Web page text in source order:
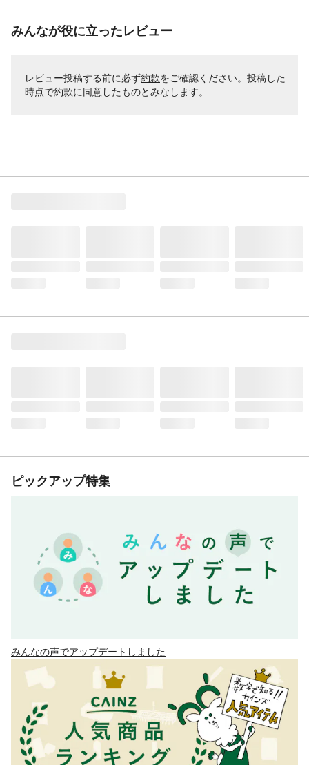
みんなが役に立ったレビュー
レビュー投稿する前に必ず約款をご確認ください。投稿した
時点で約款に同意したものとみなします。
ピックアップ特集
みんなの声でアップデートしました